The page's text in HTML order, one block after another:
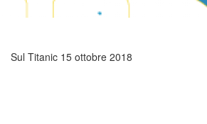
Sul Titanic 15 ottobre 2018